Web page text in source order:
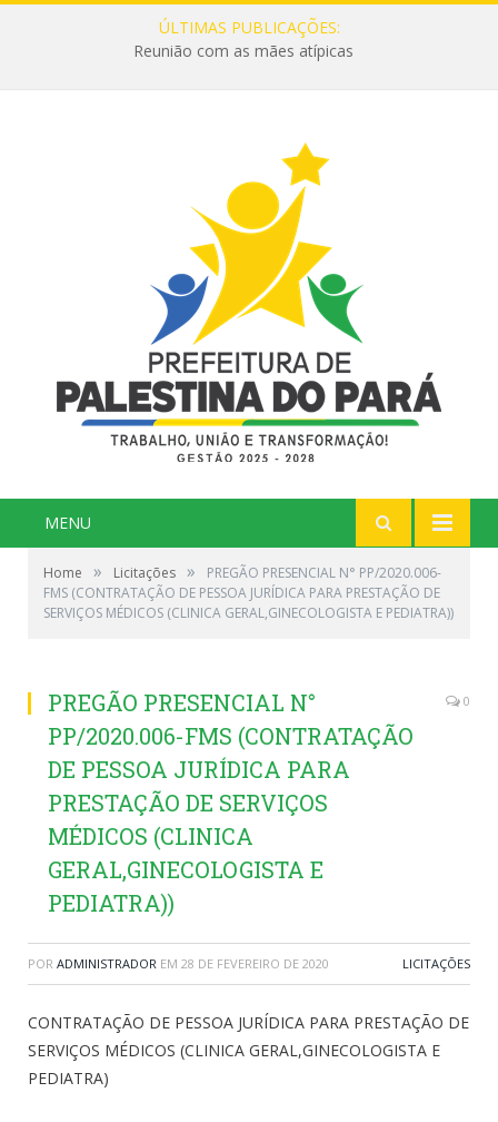
ÚLTIMAS PUBLICAÇÕES:
Reunião com as mães atípicas
MENU
Home » Licitações »
PREGÃO PRESENCIAL N° PP/2020.006-
FMS (CONTRATAÇÃO DE PESSOA JURÍDICA PARA PRESTAÇÃO DE
SERVIÇOS MÉDICOS (CLINICA GERAL,GINECOLOGISTA E PEDIATRA))
PREGÃO PRESENCIAL N°
PP/2020.006-FMS (CONTRATAÇÃO
DE PESSOA JURÍDICA PARA
PRESTAÇÃO DE SERVIÇOS
MÉDICOS (CLINICA
GERAL,GINECOLOGISTA E
PEDIATRA))
0
POR ADMINISTRADOR EM 28 DE FEVEREIRO DE 2020 LICITAÇÕES
CONTRATAÇÃO DE PESSOA JURÍDICA PARA PRESTAÇÃO DE
SERVIÇOS MÉDICOS (CLINICA GERAL,GINECOLOGISTA E
PEDIATRA)